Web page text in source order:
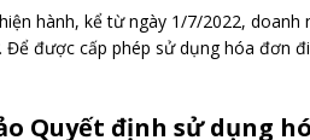
hành, kể từ ngày 1/7/2022, doanh
được cấp phép sử dụng hóa đơn
Quyết định sử dụng